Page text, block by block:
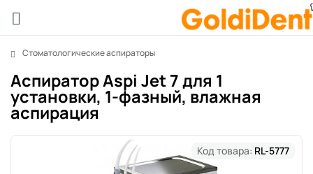
Стоматологические аспираторы
Аспиратор Aspi Jet 7 для 1
установки, 1-фазный, влажная
аспирация
Код товара: RL-5777